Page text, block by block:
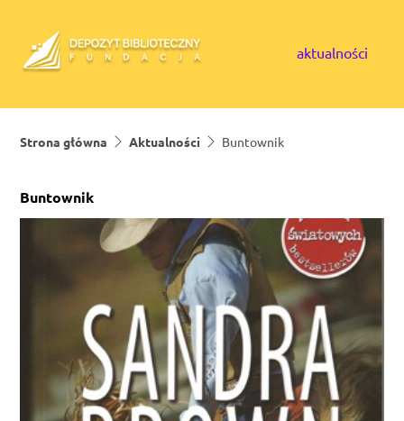
aktualności
Strona główna Aktualności Buntownik
Buntownik